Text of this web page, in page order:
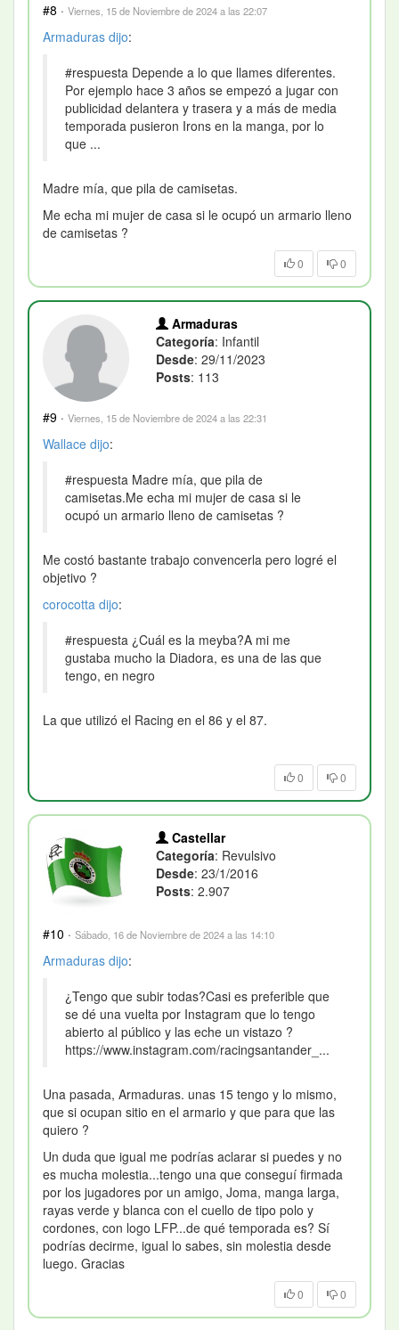
#8 · Viernes, 15 de Noviembre de 2024 a las 22:07
Armaduras dijo:
#respuesta Depende a lo que llames diferentes.
Por ejemplo hace 3 años se empezó a jugar con
publicidad delantera y trasera y a más de media
temporada pusieron Irons en la manga, por lo
que ...
Madre mía, que pila de camisetas.
Me echa mi mujer de casa si le ocupó un armario lleno
de camisetas ?
0 0
Armaduras
Categoría: Infantil
Desde: 29/11/2023
Posts: 113
#9 · Viernes, 15 de Noviembre de 2024 a las 22:31
Wallace dijo:
#respuesta Madre mía, que pila de
camisetas.Me echa mi mujer de casa si le
ocupó un armario lleno de camisetas ?
Me costó bastante trabajo convencerla pero logré el
objetivo ?
corocotta dijo:
#respuesta ¿Cuál es la meyba?A mi me
gustaba mucho la Diadora, es una de las que
tengo, en negro
La que utilizó el Racing en el 86 y el 87.
0 0
Castellar
Categoría: Revulsivo
Desde: 23/1/2016
Posts: 2.907
#10 · Sábado, 16 de Noviembre de 2024 a las 14:10
Armaduras dijo:
¿Tengo que subir todas?Casi es preferible que
se dé una vuelta por Instagram que lo tengo
abierto al público y las eche un vistazo ?
https://www.instagram.com/racingsantander_...
Una pasada, Armaduras. unas 15 tengo y lo mismo,
que si ocupan sitio en el armario y que para que las
quiero ?
Un duda que igual me podrías aclarar si puedes y no
es mucha molestia...tengo una que conseguí firmada
por los jugadores por un amigo, Joma, manga larga,
rayas verde y blanca con el cuello de tipo polo y
cordones, con logo LFP...de qué temporada es? Sí
podrías decirme, igual lo sabes, sin molestia desde
luego. Gracias
0 0